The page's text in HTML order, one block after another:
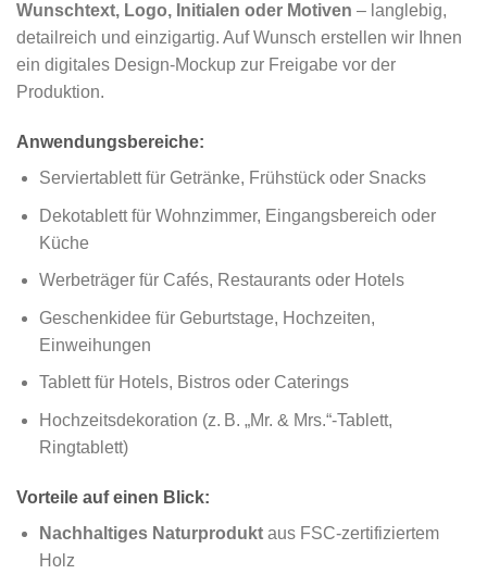
Wunschtext, Logo, Initialen oder Motiven – langlebig,
detailreich und einzigartig. Auf Wunsch erstellen wir Ihnen
ein digitales Design-Mockup zur Freigabe vor der
Produktion.
Anwendungsbereiche:
Serviertablett für Getränke, Frühstück oder Snacks
Dekotablett für Wohnzimmer, Eingangsbereich oder
Küche
Werbeträger für Cafés, Restaurants oder Hotels
Geschenkidee für Geburtstage, Hochzeiten,
Einweihungen
Tablett für Hotels, Bistros oder Caterings
Hochzeitsdekoration (z. B. „Mr. & Mrs.“-Tablett,
Ringtablett)
Vorteile auf einen Blick:
Nachhaltiges Naturproduktaus FSC-zertifiziertem
Holz